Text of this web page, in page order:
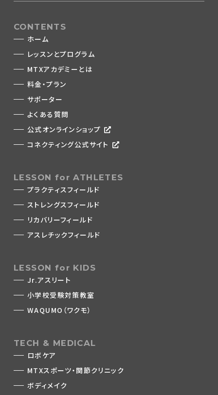
CONTENTS
ホーム
レッスンとプログラム
MTXアカデミーとは
料金・プラン
サポーター
よくある質問
公式オンラインショップ
コネクティング公式サイト
LESSON for ATHLETES
プラクティスフィールド
ストレングスフィールド
リカバリーフィールド
アスレチックフィールド
LESSON for KIDS
Jr.アスリート
小学校受験対策教室
WAQUMO（ワクモ）
TECH & MEDICAL
ロボケア
MTXスポーツ・関節クリニック
ボディメイク